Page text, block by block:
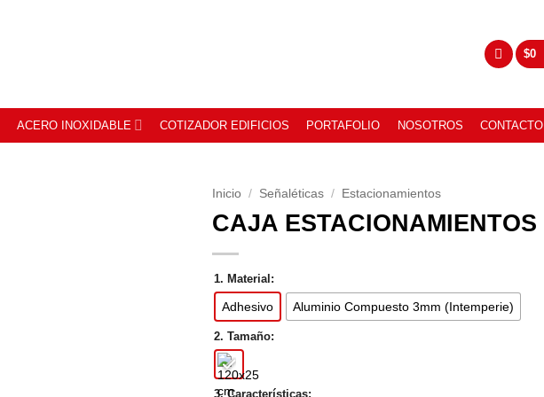
$0
ACERO INOXIDABLE COTIZADOR EDIFICIOS PORTAFOLIO NOSOTROS CONTACTO
Inicio / Señaléticas / Estacionamientos
CAJA ESTACIONAMIENTOS
1. Material:
Adhesivo Aluminio Compuesto 3mm (Intemperie)
2. Tamaño:
3. Características: